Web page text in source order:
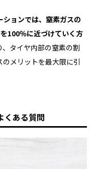
ションでは、窒素ガスの
100％に近づけていく方
タイヤ内部の窒素の割
メリットを最大限に引
くある質問